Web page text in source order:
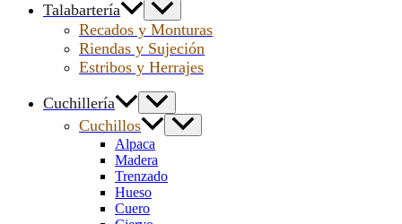
Talabartería
Recados y Monturas
Riendas y Sujeción
Estribos y Herrajes
Cuchillería
Cuchillos
Alpaca
Madera
Trenzado
Hueso
Cuero